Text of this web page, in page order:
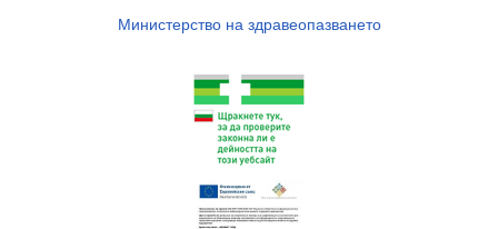
Министерство на здравеопазването